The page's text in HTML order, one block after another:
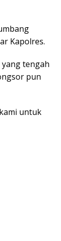
Kapolres.
tengah
pun
untuk